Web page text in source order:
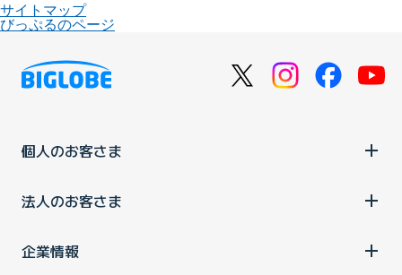
サイトマップ
びっぷるのページ
個人のお客さま
法人のお客さま
企業情報